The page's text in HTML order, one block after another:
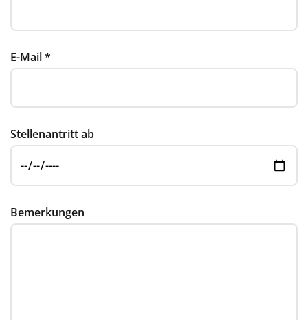
E-Mail*
Stellenantritt ab
Bemerkungen